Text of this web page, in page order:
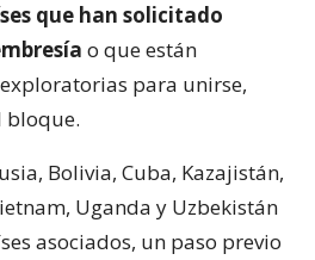
que han solicitado
o que están
para unirse,
bloque.
Bolivia, Cuba, Kazajistán,
Uganda y Uzbekistán
asociados, un paso previo